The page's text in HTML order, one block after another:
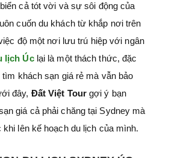
cả tót vời và sự sôi động của
cuốn du khách từ khắp nơi trên
độ một nơi lưu trú hiệp với ngân
lịch Úc lại là một thách thức, đặc
tìm khách sạn giá rẻ mà vẫn bảo
đây, Đất Việt Tour gợi ý bạn
giá cả phải chăng tại Sydney mà
khi lên kế hoạch du lịch của mình.